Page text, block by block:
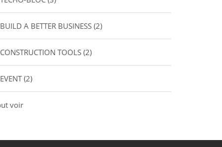
BUILD A BETTER BUSINESS(2)
CONSTRUCTION TOOLS(2)
EVENT(2)
voir